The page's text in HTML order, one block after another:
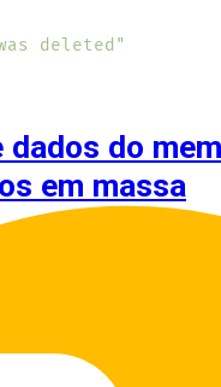
deleted"
do
em massa